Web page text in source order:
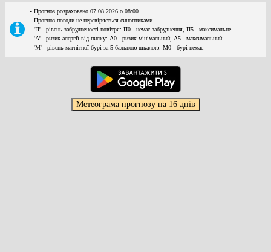
- Прогноз розраховано 07.08.2026 о 08:00
- Прогноз погоди не перевіряється синоптиками
- 'П' - рівень забрудненості повітря: П0 - немає забруднення, П5 - максимальне
- 'А' - ризик алергії від пилку: А0 - ризик мінімальний, А5 - максимальний
- 'М' - рівень магнітної бурі за 5 бальною шкалою: M0 - бурі немає